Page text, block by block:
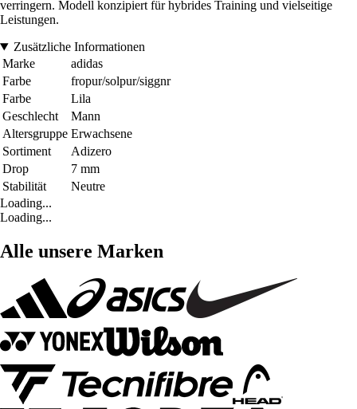
verringern. Modell konzipiert für hybrides Training und vielseitige
Leistungen.
Zusätzliche Informationen
Marke
adidas
Farbe
fropur/solpur/siggnr
Farbe
Lila
Geschlecht
Mann
Altersgruppe Erwachsene
Sortiment
Adizero
Drop
7 mm
Stabilität
Neutre
Loading...
Loading...
Alle unsere Marken